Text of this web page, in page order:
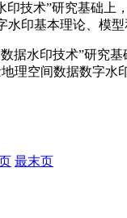
印技术”研究基础
印基本理论、模
据水印技术”研究
理空间数据数字水
最末页